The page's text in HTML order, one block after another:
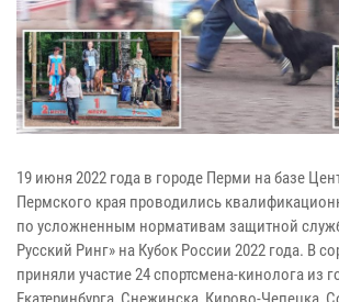
19 июня 2022 года в городе Перми на базе
Пермского края проводились
по усложненным нормативам защитной
Русский Ринг» на Кубок России 2022 года. В
приняли участие 24 спортсмена-кинолога из